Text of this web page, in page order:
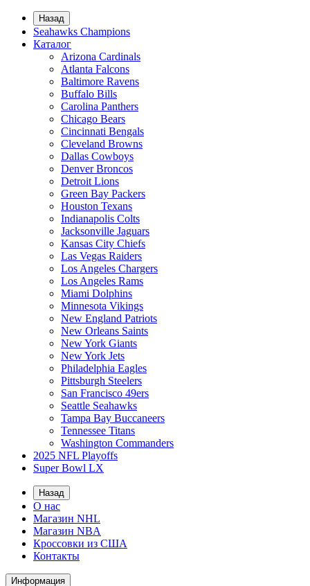
Назад
Seahawks Champions
Каталог
Arizona Cardinals
Atlanta Falcons
Baltimore Ravens
Buffalo Bills
Carolina Panthers
Chicago Bears
Cincinnati Bengals
Cleveland Browns
Dallas Cowboys
Denver Broncos
Detroit Lions
Green Bay Packers
Houston Texans
Indianapolis Colts
Jacksonville Jaguars
Kansas City Chiefs
Las Vegas Raiders
Los Angeles Chargers
Los Angeles Rams
Miami Dolphins
Minnesota Vikings
New England Patriots
New Orleans Saints
New York Giants
New York Jets
Philadelphia Eagles
Pittsburgh Steelers
San Francisco 49ers
Seattle Seahawks
Tampa Bay Buccaneers
Tennessee Titans
Washington Commanders
2025 NFL Playoffs
Super Bowl LX
Назад
О нас
Магазин NHL
Магазин NBA
Кроссовки из США
Контакты
Информация